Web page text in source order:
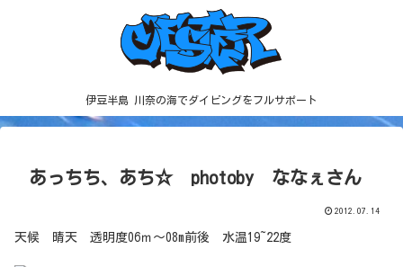
伊豆半島 川奈の海でダイビングをフルサポート
あっちち、あち☆ photoby ななぇさん
2012.07.14
天候 晴天 透明度06ｍ～08m前後 水温19~22度